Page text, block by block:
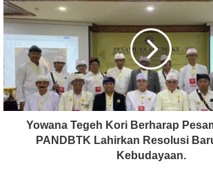
Yowana Tegeh Kori Berharap
PANDBTK Lahirkan Resolusi
Kebudayaan.